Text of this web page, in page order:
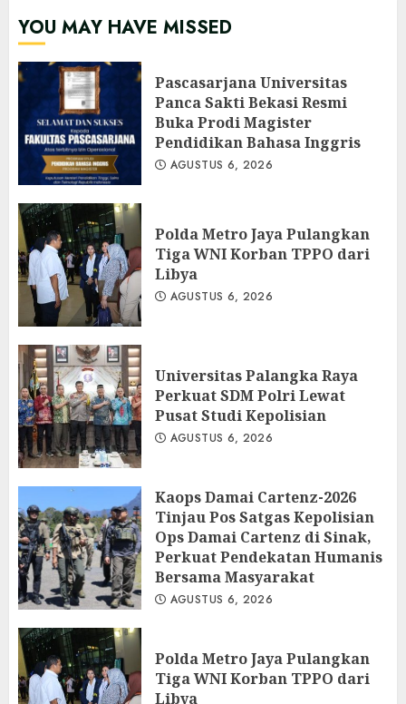
YOU MAY HAVE MISSED
Pascasarjana Universitas
Panca Sakti Bekasi Resmi
Buka Prodi Magister
Pendidikan Bahasa Inggris
AGUSTUS 6, 2026
Polda Metro Jaya Pulangkan
Tiga WNI Korban TPPO dari
Libya
AGUSTUS 6, 2026
Universitas Palangka Raya
Perkuat SDM Polri Lewat
Pusat Studi Kepolisian
AGUSTUS 6, 2026
Kaops Damai Cartenz-2026
Tinjau Pos Satgas Kepolisian
Ops Damai Cartenz di Sinak,
Perkuat Pendekatan Humanis
Bersama Masyarakat
AGUSTUS 6, 2026
Polda Metro Jaya Pulangkan
Tiga WNI Korban TPPO dari
Libya